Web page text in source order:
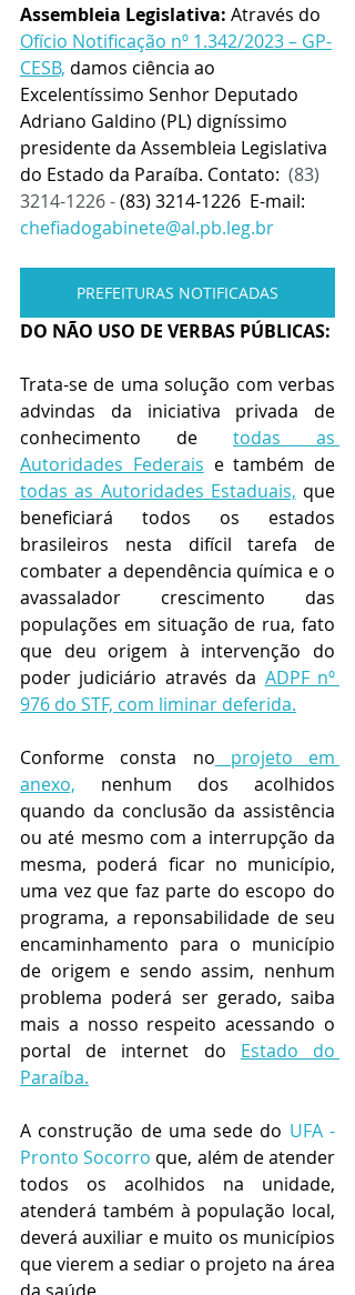
Assembleia Legislativa: Através do
Ofício Notificação nº 1.342/2023 – GP-
CESB, damos ciência ao
Excelentíssimo Senhor Deputado
Adriano Galdino (PL) digníssimo
presidente da Assembleia Legislativa
do Estado da Paraíba. Contato: (83)
3214-1226 - (83) 3214-1226  E-mail:
chefiadogabinete@al.pb.leg.br
PREFEITURAS NOTIFICADAS
DO NÃO USO DE VERBAS PÚBLICAS:
Trata-se de uma solução com verbas
advindas da iniciativa privada de
conhecimento de todas as
Autoridades Federais
todas as Autoridades Estaduais, que
beneficiará todos os estados
brasileiros nesta difícil tarefa de
combater a dependência química e o
avassalador crescimento das
populações em situação de rua, fato
que deu origem à intervenção do
poder judiciário através da ADPF nº
976 do STF, com liminar deferida.
Conforme consta no projeto em
anexo, nenhum dos acolhidos
quando da conclusão da assistência
ou até mesmo com a interrupção da
mesma, poderá ficar no município,
uma vez que faz parte do escopo do
programa, a reponsabilidade de seu
encaminhamento para o município
de origem e sendo assim, nenhum
problema poderá ser gerado, saiba
mais a nosso respeito acessando o
portal de internet do Estado do
Paraíba.
A construção de uma sede do UFA -
Pronto Socorro que, além de atender
todos os acolhidos na unidade,
atenderá também à população local,
deverá auxiliar e muito os municípios
que vierem a sediar o projeto na área